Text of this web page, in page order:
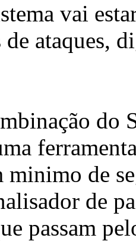
vai
ataques,
do
minimo de
de
passam